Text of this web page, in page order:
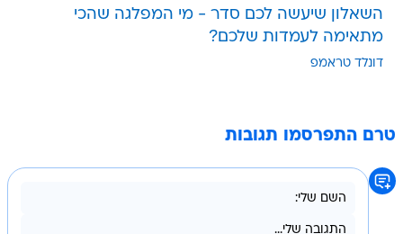
השאלון שיעשה לכם סדר - מי המפלגה שהכי
מתאימה לעמדות שלכם?
דונלד טראמפ
טרם התפרסמו תגובות